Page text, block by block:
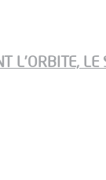
L’ORBITE, LE